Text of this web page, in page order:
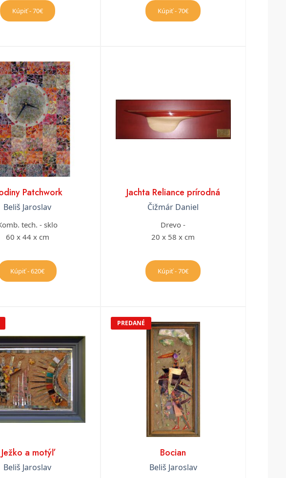
Kúpiť - 70€ Kúpiť - 70€
Patchwork
Beliš Jaroslav
tech. - sklo
60 x 44 x cm
Kúpiť - 620€
Jachta Reliance prírodná
Čižmár Daniel
Drevo -
20 x 58 x cm
Kúpiť - 70€
Ježko a motýľ
Beliš Jaroslav
PREDANÉ
Bocian
Beliš Jaroslav